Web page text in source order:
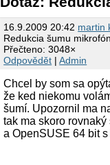
16.9.2009 20:42 martin
Redukcia šumu
Přečteno: 3048×
Odpovědět |Admin
Chcel by som sa
že ked niekomu
šumí. Upozornil ma
tak ma skoro
a OpenSUSE 64 bit